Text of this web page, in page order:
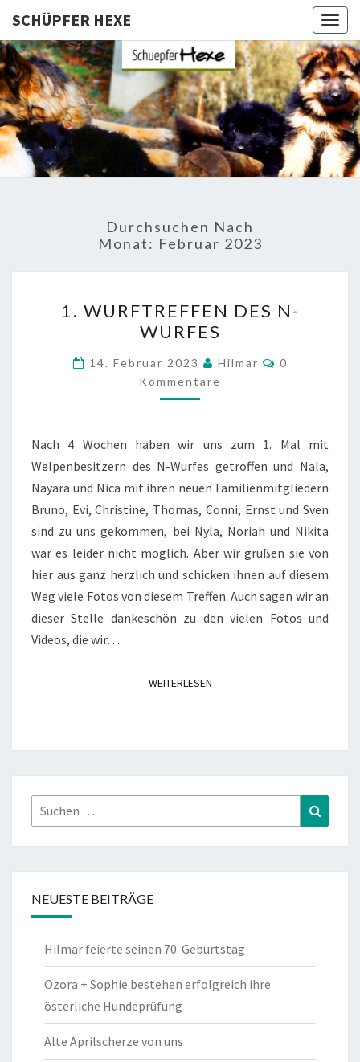
SCHÜPFER HEXE
HEXE
Langhaar
Schäferhunde
Von Den
Schüpfer
Hexen
Durchsuchen Nach
Monat: Februar 2023
WURFTREFFEN
DES
N-
WURFES
1. WURFTREFFEN DES N-
WURFES
14. Februar 2023 Hilmar Kommentare
0
Kommentare
Nach 4 Wochen haben wir uns zum 1. Mal mit
Welpenbesitzern des N-Wurfes getroffen und Nala,
Nayara und Nica mit ihren neuen Familienmitgliedern
Bruno, Evi, Christine, Thomas, Conni, Ernst und Sven
sind zu uns gekommen, bei Nyla, Noriah und Nikita
war es leider nicht möglich. Aber wir grüßen sie von
hier aus ganz herzlich und schicken ihnen auf diesem
Weg viele Fotos von diesem Treffen. Auch sagen wir an
dieser Stelle dankeschön zu den vielen Fotos und
Videos, die wir…
WEITERLESENWEITERLESEN
Suchen
nach:
NEUESTE BEITRÄGE
Hilmar feierte seinen 70. Geburtstag
Ozora + Sophie bestehen erfolgreich ihre
österliche Hundeprüfung
Alte Aprilscherze von uns